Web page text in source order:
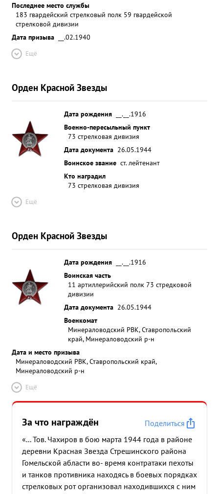
Последнее место службы
183 гвардейский стрелковый полк 59 гвардейской
стрелковой дивизии
Дата призыва
__.02.1940
Ещё
Орден Красной Звезды
Дата рождения
__.__.1916
Военно-пересыльный пункт
73 стрелковая дивизия
Дата документа 26.05.1944
Воинское звание ст. лейтенант
Кто наградил
73 стрелковая дивизия
Ещё
Орден Красной Звезды
Дата рождения
__.__.1916
Воинская часть
11 артиллерийский полк 73 стредковой
дивизии
Дата документа 26.05.1944
Военкомат
Минераловодский РВК, Ставропольский
край, Минераловодский р-н
Дата и место призыва
Минераловодский РВК, Ставропольский край,
Минераловодский р-н
Ещё
За что награждён
Поделиться
«... Тов. Чахиров в бою марта 1944 года в районе
деревни Красная Звезда Стрешинского района
Гомельской абласти во- время контратаки пехоты
и танков противника находясь в боевых порядках
стрелковых рот организовал находившихся с ним